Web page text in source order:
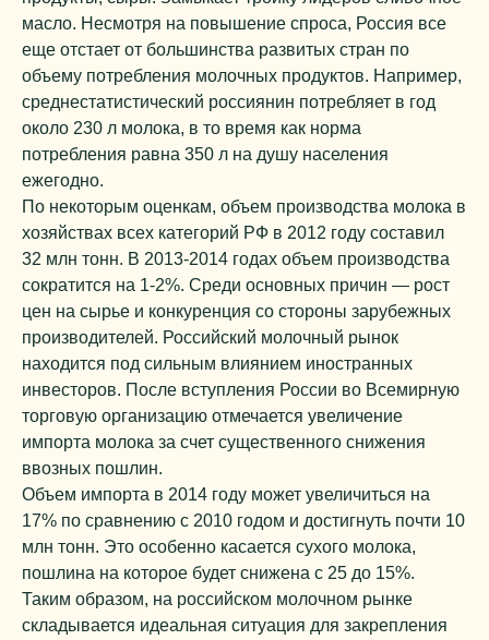
масло. Несмотря на повышение спроса, Россия все
еще отстает от большинства развитых стран по
объему потребления молочных продуктов. Например,
среднестатистический россиянин потребляет в год
около 230 л молока, в то время как норма
потребления равна 350 л на душу населения
ежегодно.
По некоторым оценкам, объем производства молока в
хозяйствах всех категорий РФ в 2012 году составил
32 млн тонн. В 2013-2014 годах объем производства
сократится на 1-2%. Среди основных причин — рост
цен на сырье и конкуренция со стороны зарубежных
производителей. Российский молочный рынок
находится под сильным влиянием иностранных
инвесторов. После вступления России во Всемирную
торговую организацию отмечается увеличение
импорта молока за счет существенного снижения
ввозных пошлин.
Объем импорта в 2014 году может увеличиться на
17% по сравнению с 2010 годом и достигнуть почти 10
млн тонн. Это особенно касается сухого молока,
пошлина на которое будет снижена с 25 до 15%.
Таким образом, на российском молочном рынке
складывается идеальная ситуация для закрепления